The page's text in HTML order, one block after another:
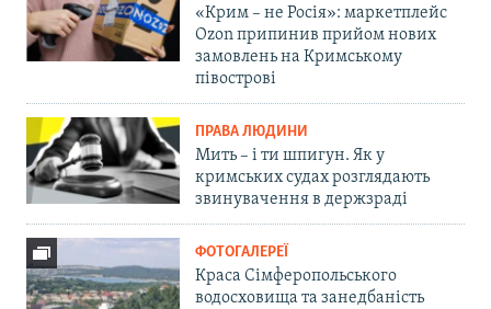
«Крим – не Росія»: маркетплейс
Ozon припинив прийом нових
замовлень на Кримському
півострові
ПРАВА ЛЮДИНИ
Мить – і ти шпигун. Як у
кримських судах розглядають
звинувачення в держзраді
ФОТОГАЛЕРЕЇ
Краса Сімферопольського
водосховища та занедбаність